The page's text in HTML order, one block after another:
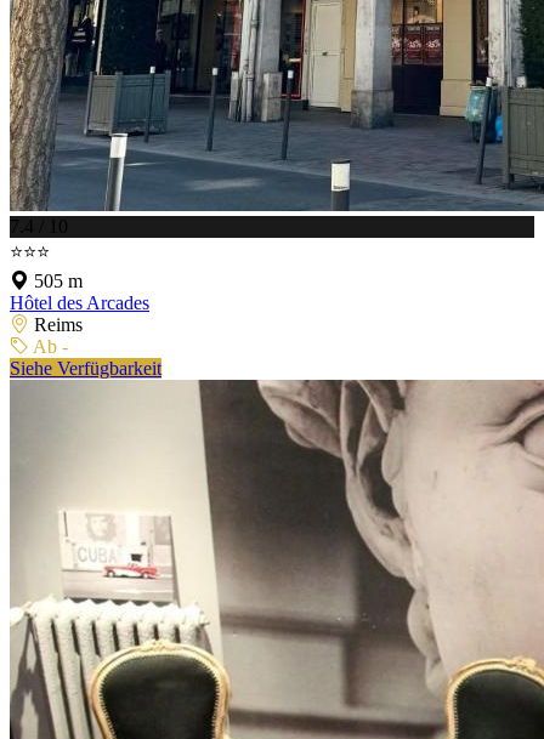
7.4 / 10
⭐⭐⭐
505 m
Hôtel des Arcades
Reims
Ab -
Siehe Verfügbarkeit